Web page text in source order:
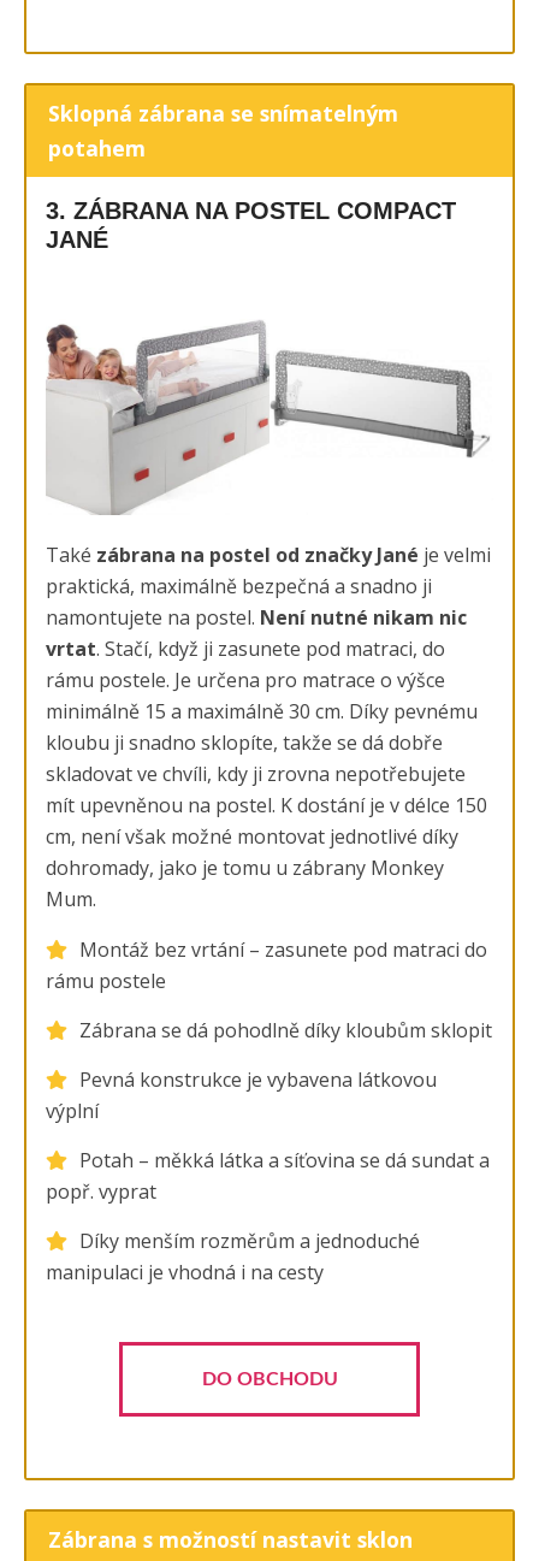
Sklopná zábrana se snímatelným
potahem
3. ZÁBRANA NA POSTEL COMPACT
JANÉ
Také zábrana na postel od značky Jané je velmi
praktická, maximálně bezpečná a snadno ji
namontujete na postel. Není nutné nikam nic
vrtat. Stačí, když ji zasunete pod matraci, do
rámu postele. Je určena pro matrace o výšce
minimálně 15 a maximálně 30 cm. Díky pevnému
kloubu ji snadno sklopíte, takže se dá dobře
skladovat ve chvíli, kdy ji zrovna nepotřebujete
mít upevněnou na postel. K dostání je v délce 150
cm, není však možné montovat jednotlivé díky
dohromady, jako je tomu u zábrany Monkey
Mum.
Montáž bez vrtání – zasunete pod matraci do
rámu postele
Zábrana se dá pohodlně díky kloubům sklopit
Pevná konstrukce je vybavena látkovou
výplní
Potah – měkká látka a síťovina se dá sundat a
popř. vyprat
Díky menším rozměrům a jednoduché
manipulaci je vhodná i na cesty
DO OBCHODU
Zábrana s možností nastavit sklon